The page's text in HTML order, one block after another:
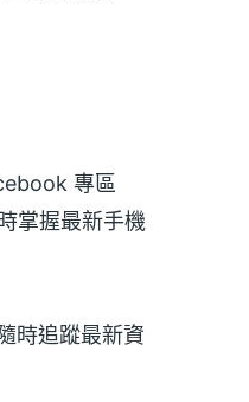
專區
掌握最新手機
時追蹤最新資